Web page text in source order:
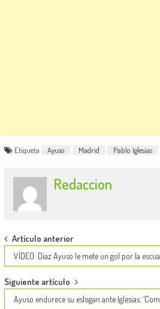
Etiqueta Ayuso Madrid Pablo Iglesias
Redaccion
Post
navigation
Artículo anterior
VÍDEO: Díaz Ayuso le mete un gol por la
Siguiente artículo
Ayuso endurece su eslogan ante Iglesias: